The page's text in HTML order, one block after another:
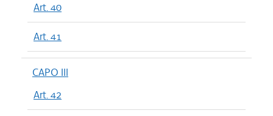
Art. 40
Art. 41
CAPO III
Art. 42